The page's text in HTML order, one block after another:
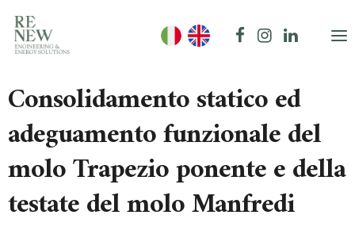
Consolidamento statico ed
adeguamento funzionale del
molo Trapezio ponente e della
testate del molo Manfredi